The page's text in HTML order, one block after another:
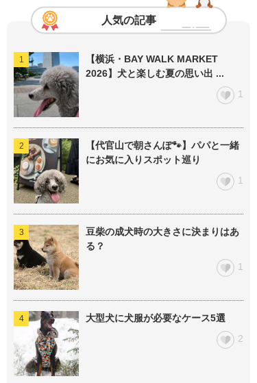
人気の記事
【横浜・BAY WALK MARKET
2026】犬と楽しむ夏の思い出 ...
1
【代官山で朝さんぽ🐾】パパと一緒
にお気に入りスポット巡り
1
豆柴の成犬時の大きさに決まりはあ
る？
1
大型犬に犬服が必要なケース5選
2